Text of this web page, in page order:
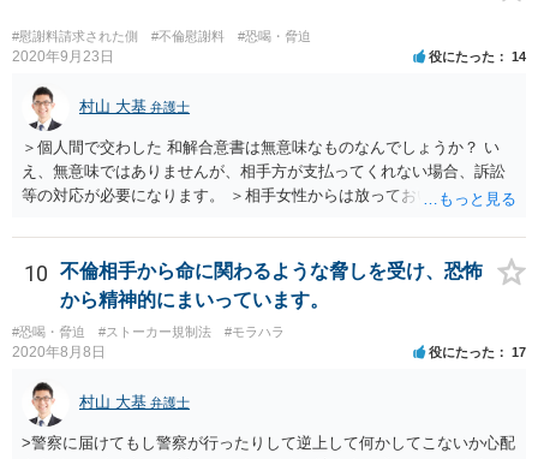
#慰謝料請求された側 #不倫慰謝料 #恐喝・脅迫
2020年9月23日 役にたった 14
村山 大基 弁護士
＞個人間で交わした 和解合意書は無意味なものなんでしょうか？ い
え、無意味ではありませんが、相手方が支払ってくれない場合、訴訟
等の対応が必要になります。 ＞相手女性からは放っておいたら 慰謝料
謝料請求の取り下げや保留はしない方が良さそうですね。 こちらから
何もしなければ、結局それに近い感じになってしまいます。 取り下げ
たり、保留にするメリットはないと思います。 夫への慰謝料請求等も
含め、対応についてよく考えてみましょう。
10
不倫相手から命に関わるような脅しを受け、恐怖
から精神的にまいっています。
#恐喝・脅迫 #ストーカー規制法 #モラハラ
2020年8月8日 役にたった 17
村山 大基 弁護士
>警察に届けてもし警察が行ったりして逆上して何かしてこないか心配